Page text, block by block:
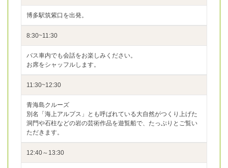
博多駅筑紫口を出発。
8:30~11:30
バス車内でも会話をお楽しみください。
お席をシャッフルします。
11:30~12:30
青海島クルーズ
別名「海上アルプス」とも呼ばれている大自然がつくり上げた
洞門や石柱などの岩の芸術作品を遊覧船で、たっぷりとご覧い
ただきます。
12:40～13:30